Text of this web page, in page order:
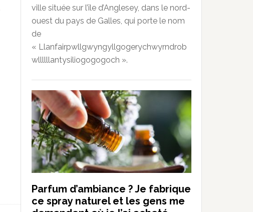
ville située sur l’île d’Anglesey, dans le nord-
ouest du pays de Galles, qui porte le nom
de
« Llanfairpwllgwyngyllgogerychwyrndrob
wllllllantysiliogogogoch ».
Parfum d’ambiance ? Je fabrique
ce spray naturel et les gens me